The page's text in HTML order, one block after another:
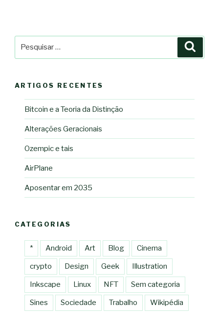
ARTIGOS RECENTES
Bitcoin e a Teoria da Distinção
Alterações Geracionais
Ozempic e tais
AirPlane
Aposentar em 2035
CATEGORIAS
* Android Art Blog Cinema
crypto Design Geek Illustration
Inkscape Linux NFT Sem categoria
Sines Sociedade Trabalho Wikipédia